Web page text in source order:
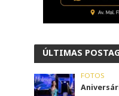
ÚLTIMAS
FOTOS